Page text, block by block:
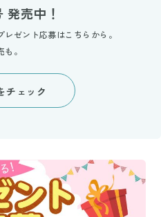
発売中！
ゼント応募はこちらから。
。
チェック